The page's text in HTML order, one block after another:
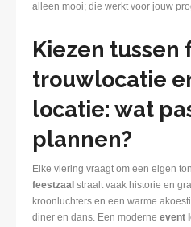
alleen mooi; die werkt voor jouw
Kiezen tussen
trouwlocatie
locatie: wat
plannen?
Elke viering vraagt om een eigen
feestzaal straalt vaak historie en
kroonluchters en een warme
diner en dans. Een moderne event